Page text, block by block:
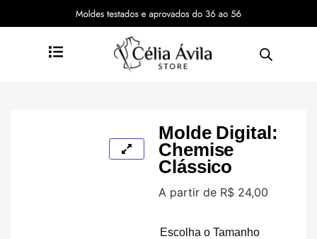
Molde Digital:
Chemise
Clássico
A partir de R$ 24,00
Escolha o Tamanho